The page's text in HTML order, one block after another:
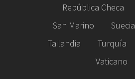
República Checa
San Marino
Suecia
Tailandia
Turquía
Vaticano